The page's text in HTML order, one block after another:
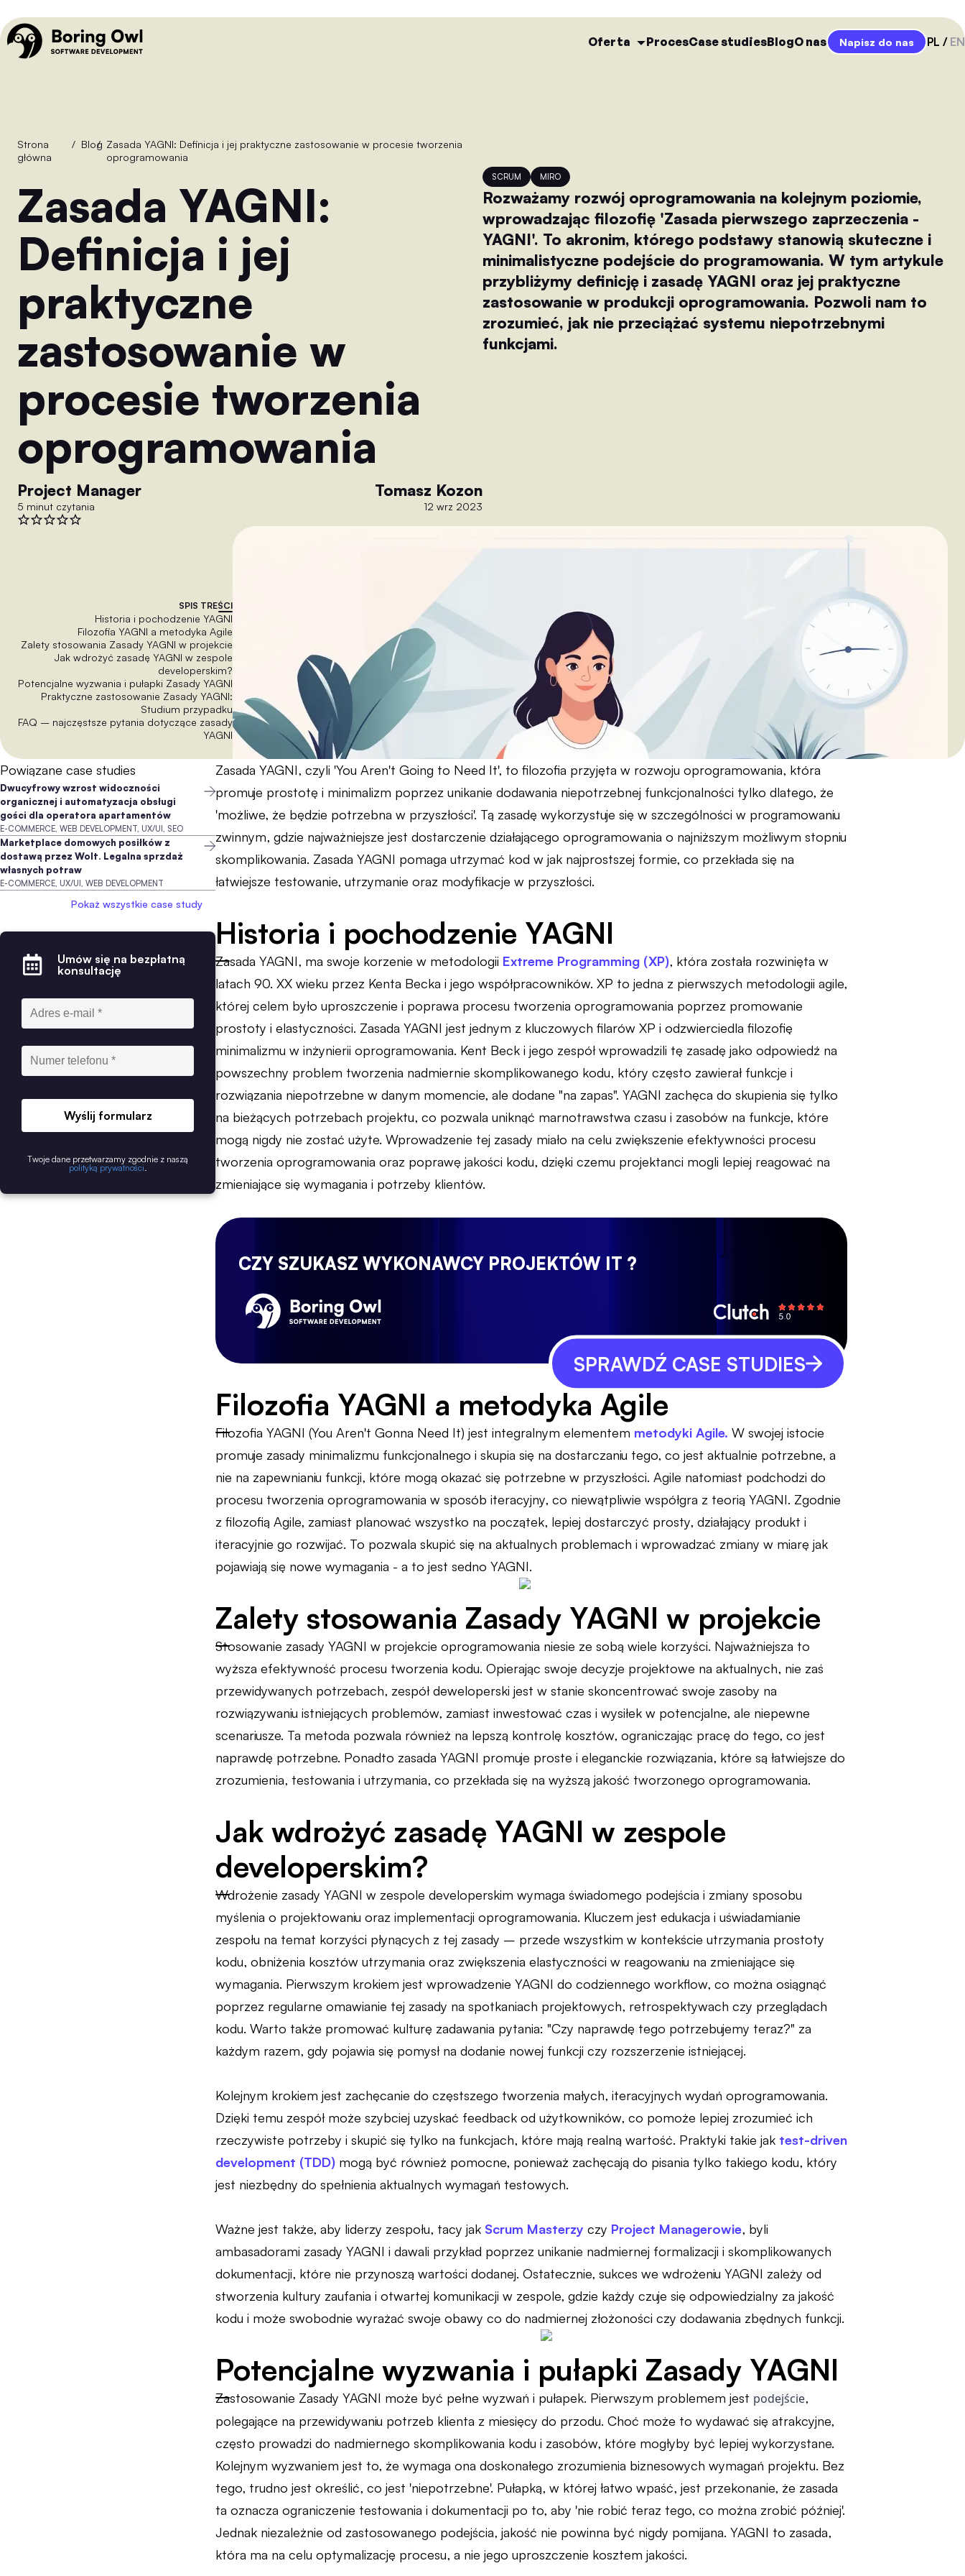
Oferta ProcesCase studiesBlogO nas Napisz do nas PL EN
Strona
główna
/ Blog
/ Zasada YAGNI: Definicja i jej praktyczne zastosowanie w procesie tworzenia
oprogramowania
Zasada YAGNI:
Definicja i jej
praktyczne
zastosowanie w
procesie tworzenia
oprogramowania
Project Manager
5 minut czytania
Tomasz Kozon
12 wrz 2023
SCRUM MIRO
Rozważamy rozwój oprogramowania na kolejnym poziomie,
wprowadzając filozofię 'Zasada pierwszego zaprzeczenia -
YAGNI'. To akronim, którego podstawy stanowią skuteczne i
minimalistyczne podejście do programowania. W tym artykule
przybliżymy definicję i zasadę YAGNI oraz jej praktyczne
zastosowanie w produkcji oprogramowania. Pozwoli nam to
zrozumieć, jak nie przeciążać systemu niepotrzebnymi
funkcjami.
SPIS TREŚCI
Historia i pochodzenie YAGNI
Filozofia YAGNI a metodyka Agile
Zalety stosowania Zasady YAGNI w projekcie
Jak wdrożyć zasadę YAGNI w zespole
developerskim?
Potencjalne wyzwania i pułapki Zasady YAGNI
Praktyczne zastosowanie Zasady YAGNI:
Studium przypadku
FAQ – najczęstsze pytania dotyczące zasady
YAGNI
Powiązane case studies
Dwucyfrowy wzrost widoczności
organicznej i automatyzacja obsługi
gości dla operatora apartamentów
E-COMMERCE, WEB DEVELOPMENT, UX/UI, SEO
Marketplace domowych posiłków z
dostawą przez Wolt. Legalna sprzdaż
własnych potraw
E-COMMERCE, UX/UI, WEB DEVELOPMENT
Pokaż wszystkie case study
Umów się na bezpłatną
konsultację
Wyślij formularz
Twoje dane przetwarzamy zgodnie z naszą
polityką prywatności
Zasada YAGNI, czyli 'You Aren't Going to Need It', to filozofia przyjęta w rozwoju oprogramowania, która
promuje prostotę i minimalizm poprzez unikanie dodawania niepotrzebnej funkcjonalności tylko dlatego, że
'możliwe, że będzie potrzebna w przyszłości'. Tą zasadę wykorzystuje się w szczególności w programowaniu
zwinnym, gdzie najważniejsze jest dostarczenie działającego oprogramowania o najniższym możliwym stopniu
skomplikowania. Zasada YAGNI pomaga utrzymać kod w jak najprostszej formie, co przekłada się na
łatwiejsze testowanie, utrzymanie oraz modyfikacje w przyszłości.
Historia i pochodzenie YAGNI
Zasada YAGNI, ma swoje korzenie w metodologii Extreme Programming (XP), która została rozwinięta w
latach 90. XX wieku przez Kenta Becka i jego współpracowników. XP to jedna z pierwszych metodologii agile,
której celem było uproszczenie i poprawa procesu tworzenia oprogramowania poprzez promowanie
prostoty i elastyczności. Zasada YAGNI jest jednym z kluczowych filarów XP i odzwierciedla filozofię
minimalizmu w inżynierii oprogramowania. Kent Beck i jego zespół wprowadzili tę zasadę jako odpowiedź na
powszechny problem tworzenia nadmiernie skomplikowanego kodu, który często zawierał funkcje i
rozwiązania niepotrzebne w danym momencie, ale dodane "na zapas". YAGNI zachęca do skupienia się tylko
na bieżących potrzebach projektu, co pozwala uniknąć marnotrawstwa czasu i zasobów na funkcje, które
mogą nigdy nie zostać użyte. Wprowadzenie tej zasady miało na celu zwiększenie efektywności procesu
tworzenia oprogramowania oraz poprawę jakości kodu, dzięki czemu projektanci mogli lepiej reagować na
zmieniające się wymagania i potrzeby klientów.
CZY SZUKASZ WYKONAWCY PROJEKTÓW IT ?
SPRAWDŹ CASE STUDIES
Filozofia YAGNI a metodyka Agile
Filozofia YAGNI (You Aren't Gonna Need It) jest integralnym elementem metodyki Agile. W swojej istocie
promuje zasady minimalizmu funkcjonalnego i skupia się na dostarczaniu tego, co jest aktualnie potrzebne, a
nie na zapewnianiu funkcji, które mogą okazać się potrzebne w przyszłości. Agile natomiast podchodzi do
procesu tworzenia oprogramowania w sposób iteracyjny, co niewątpliwie współgra z teorią YAGNI. Zgodnie
z filozofią Agile, zamiast planować wszystko na początek, lepiej dostarczyć prosty, działający produkt i
iteracyjnie go rozwijać. To pozwala skupić się na aktualnych problemach i wprowadzać zmiany w miarę jak
pojawiają się nowe wymagania - a to jest sedno YAGNI.
Zalety stosowania Zasady YAGNI w projekcie
Stosowanie zasady YAGNI w projekcie oprogramowania niesie ze sobą wiele korzyści. Najważniejsza to
wyższa efektywność procesu tworzenia kodu. Opierając swoje decyzje projektowe na aktualnych, nie zaś
przewidywanych potrzebach, zespół deweloperski jest w stanie skoncentrować swoje zasoby na
rozwiązywaniu istniejących problemów, zamiast inwestować czas i wysiłek w potencjalne, ale niepewne
scenariusze. Ta metoda pozwala również na lepszą kontrolę kosztów, ograniczając pracę do tego, co jest
naprawdę potrzebne. Ponadto zasada YAGNI promuje proste i eleganckie rozwiązania, które są łatwiejsze do
zrozumienia, testowania i utrzymania, co przekłada się na wyższą jakość tworzonego oprogramowania.
Jak wdrożyć zasadę YAGNI w zespole
developerskim?
Wdrożenie zasady YAGNI w zespole developerskim wymaga świadomego podejścia i zmiany sposobu
myślenia o projektowaniu oraz implementacji oprogramowania. Kluczem jest edukacja i uświadamianie
zespołu na temat korzyści płynących z tej zasady – przede wszystkim w kontekście utrzymania prostoty
kodu, obniżenia kosztów utrzymania oraz zwiększenia elastyczności w reagowaniu na zmieniające się
wymagania. Pierwszym krokiem jest wprowadzenie YAGNI do codziennego workflow, co można osiągnąć
poprzez regularne omawianie tej zasady na spotkaniach projektowych, retrospektywach czy przeglądach
kodu. Warto także promować kulturę zadawania pytania: "Czy naprawdę tego potrzebujemy teraz?" za
każdym razem, gdy pojawia się pomysł na dodanie nowej funkcji czy rozszerzenie istniejącej.
Kolejnym krokiem jest zachęcanie do częstszego tworzenia małych, iteracyjnych wydań oprogramowania.
Dzięki temu zespół może szybciej uzyskać feedback od użytkowników, co pomoże lepiej zrozumieć ich
rzeczywiste potrzeby i skupić się tylko na funkcjach, które mają realną wartość. Praktyki takie jak test-driven
development (TDD) mogą być również pomocne, ponieważ zachęcają do pisania tylko takiego kodu, który
jest niezbędny do spełnienia aktualnych wymagań testowych.
Ważne jest także, aby liderzy zespołu, tacy jak Scrum Masterzy czy Project Managerowie, byli
ambasadorami zasady YAGNI i dawali przykład poprzez unikanie nadmiernej formalizacji i skomplikowanych
dokumentacji, które nie przynoszą wartości dodanej. Ostatecznie, sukces we wdrożeniu YAGNI zależy od
stworzenia kultury zaufania i otwartej komunikacji w zespole, gdzie każdy czuje się odpowiedzialny za jakość
kodu i może swobodnie wyrażać swoje obawy co do nadmiernej złożoności czy dodawania zbędnych funkcji.
Potencjalne wyzwania i pułapki Zasady YAGNI
Zastosowanie Zasady YAGNI może być pełne wyzwań i pułapek. Pierwszym problemem jest podejście,
polegające na przewidywaniu potrzeb klienta z miesięcy do przodu. Choć może to wydawać się atrakcyjne,
często prowadzi do nadmiernego skomplikowania kodu i zasobów, które mogłyby być lepiej wykorzystane.
Kolejnym wyzwaniem jest to, że wymaga ona doskonałego zrozumienia biznesowych wymagań projektu. Bez
tego, trudno jest określić, co jest 'niepotrzebne'. Pułapką, w której łatwo wpaść, jest przekonanie, że zasada
ta oznacza ograniczenie testowania i dokumentacji po to, aby 'nie robić teraz tego, co można zrobić później'.
Jednak niezależnie od zastosowanego podejścia, jakość nie powinna być nigdy pomijana. YAGNI to zasada,
która ma na celu optymalizację procesu, a nie jego uproszczenie kosztem jakości.